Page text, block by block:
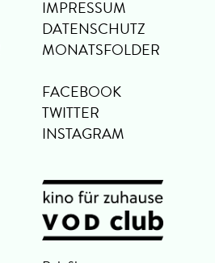
IMPRESSUM
DATENSCHUTZ
MONATSFOLDER
FACEBOOK
TWITTER
INSTAGRAM